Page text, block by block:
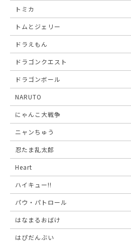
トミカ
トムとジェリー
ドラえもん
ドラゴンクエスト
ドラゴンボール
NARUTO
にゃんこ大戦争
ニャンちゅう
忍たま乱太郎
Heart
ハイキュー!!
パウ・パトロール
はなまるおばけ
はぴだんぶい